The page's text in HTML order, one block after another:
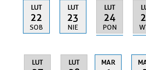
LUT
22
SOB
LUT
23
NIE
LUT
24
PON
LUT LUT MAR